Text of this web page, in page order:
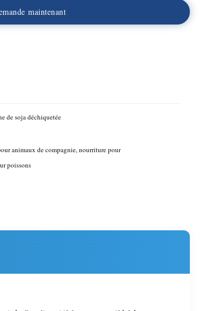
mande maintenant
de soja déchiquetée
animaux de compagnie, nourriture pour
poissons